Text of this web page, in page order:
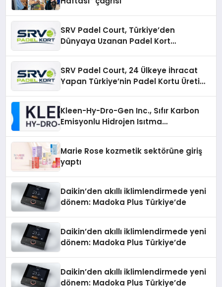
SRV Padel Court, Türkiye’den
Dünyaya Uzanan Padel Kort
SRV Padel Court, 24 Ülkeye İhracat
Yapan Türkiye’nin Padel Kortu Üretim
Kleen-Hy-Dro-Gen Inc., Sıfır Karbon
Emisyonlu Hidrojen Isıtma
Marie Rose kozmetik sektörüne giriş
yaptı
Daikin’den akıllı iklimlendirmede yeni
dönem: Madoka Plus Türkiye’de
Daikin’den akıllı iklimlendirmede yeni
dönem: Madoka Plus Türkiye’de
Daikin’den akıllı iklimlendirmede yeni
dönem: Madoka Plus Türkiye’de